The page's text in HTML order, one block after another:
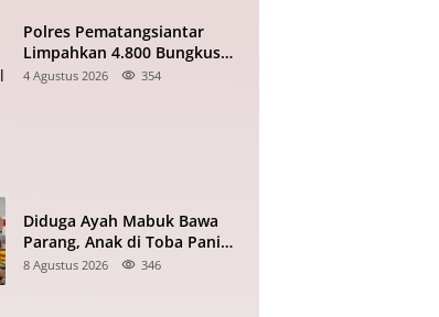
Polres Pematangsiantar
Limpahkan 4.800 Bungkus
Rokok Ilegal dan Dua
4 Agustus 2026 354
Diduga Ayah Mabuk Bawa
Parang, Anak di Toba Panik
dan Telepon Polisi 110
8 Agustus 2026 346